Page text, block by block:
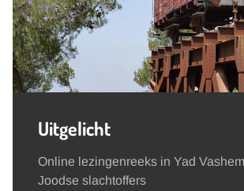
Uitgelicht
Online lezingenreeks in Yad
Joodse slachtoffers